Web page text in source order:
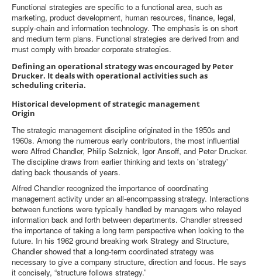
Functional strategies are specific to a functional area, such as
marketing, product development, human resources, finance, legal,
supply-chain and information technology. The emphasis is on short
and medium term plans. Functional strategies are derived from and
must comply with broader corporate strategies.
Defining an operational strategy was encouraged by Peter
Drucker. It deals with operational activities such as
scheduling criteria.
Historical development of strategic management
Origin
The strategic management discipline originated in the 1950s and
1960s. Among the numerous early contributors, the most influential
were Alfred Chandler, Philip Selznick, Igor Ansoff, and Peter Drucker.
The discipline draws from earlier thinking and texts on 'strategy'
dating back thousands of years.
Alfred Chandler recognized the importance of coordinating
management activity under an all-encompassing strategy. Interactions
between functions were typically handled by managers who relayed
information back and forth between departments. Chandler stressed
the importance of taking a long term perspective when looking to the
future. In his 1962 ground breaking work Strategy and Structure,
Chandler showed that a long-term coordinated strategy was
necessary to give a company structure, direction and focus. He says
it concisely, “structure follows strategy.”